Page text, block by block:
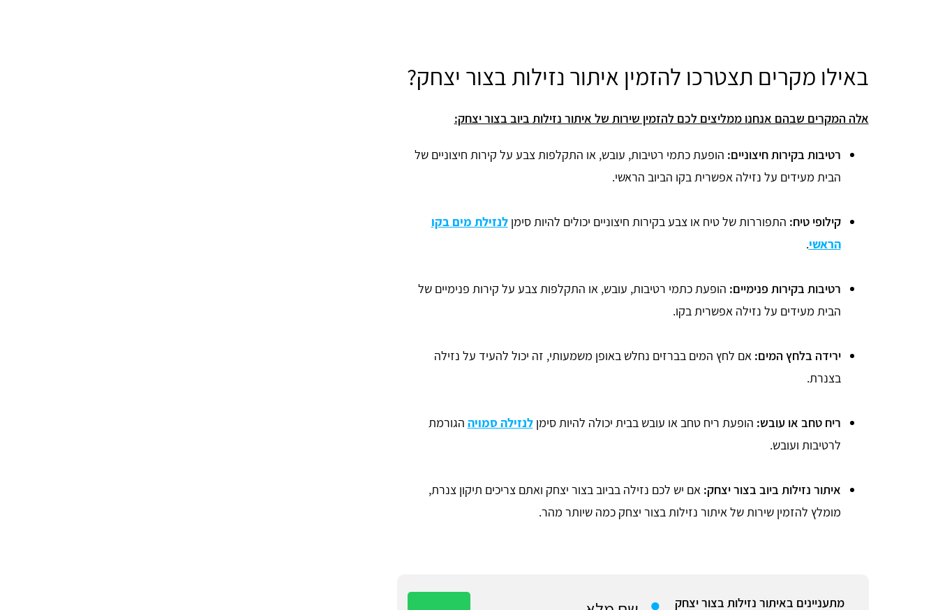
באילו מקרים תצטרכו להזמין איתור נזילות בצור יצחק?
אלה המקרים שבהם אנחנו ממליצים לכם להזמין שירות של איתור נזילות ביוב בצור יצחק:
רטיבות בקירות חיצוניים: הופעת כתמי רטיבות, עובש, או התקלפות צבע על קירות חיצוניים של
הבית מעידים על נזילה אפשרית בקו הביוב הראשי.
קילופי טיח: התפוררות של טיח או צבע בקירות חיצוניים יכולים להיות סימןלנזילת מים בקו
הראשי.
רטיבות בקירות פנימיים: הופעת כתמי רטיבות, עובש, או התקלפות צבע על קירות פנימיים של
הבית מעידים על נזילה אפשרית בקו.
ירידה בלחץ המים: אם לחץ המים בברזים נחלש באופן משמעותי, זה יכול להעיד על נזילה
בצנרת.
ריח טחב או עובש: הופעת ריח טחב או עובש בבית יכולה להיות סימןלנזילה סמויה הגורמת
לרטיבות ועובש.
איתור נזילות ביוב בצור יצחק: אם יש לכם נזילה בביוב בצור יצחק ואתם צריכים תיקון צנרת,
מומלץ להזמין שירות של איתור נזילות בצור יצחק כמה שיותר מהר.
מתעניינים באיתור נזילות בצור יצחק